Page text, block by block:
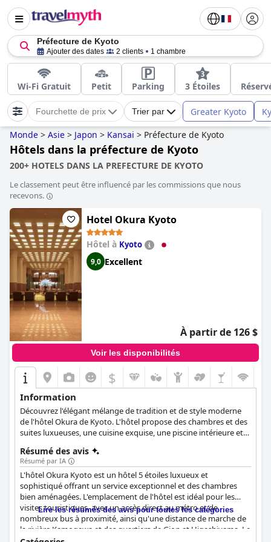
Préfecture de Kyoto
Ajouter des dates 2 clients 1 chambre
Wi-Fi Gratuit Petit Parking 3 Étoiles
Fourchette de prix Trier par Greater Kyoto
Monde > Asie > Japon > Kansai > Préfecture de Kyoto
Hôtels dans la préfecture de Kyoto
200+ HOTELS DANS LA PREFECTURE DE KYOTO
Le classement peut être influencé par les commissions que nous
recevons.
Hotel Okura Kyoto
Hôtel à Kyoto
9,0 Excellent
À partir de 126 $
Voir les disponibilités
$
Information
Découvrez l'élégant mélange de tradition et de style moderne
de l'hôtel Okura de Kyoto. L'hôtel propose des chambres et des
suites luxueuses, une cuisine exquise, une piscine intérieure et
mémorable et agréable.
Résumé des avis
Résumé par IA
L'hôtel Okura Kyoto est un hôtel 5 étoiles luxueux et
sophistiqué offrant un service exceptionnel et des chambres
bien aménagées. L'emplacement de l'hôtel est idéal pour les
visites touristiques, avec un accès direct au métro et de
nombreux bus à proximité, ainsi qu'une distance de marche de
la rivière Kamogawa et des quartiers de Gion et Higashiyama. Le
Lire les résumés des avis pour toutes les catégories